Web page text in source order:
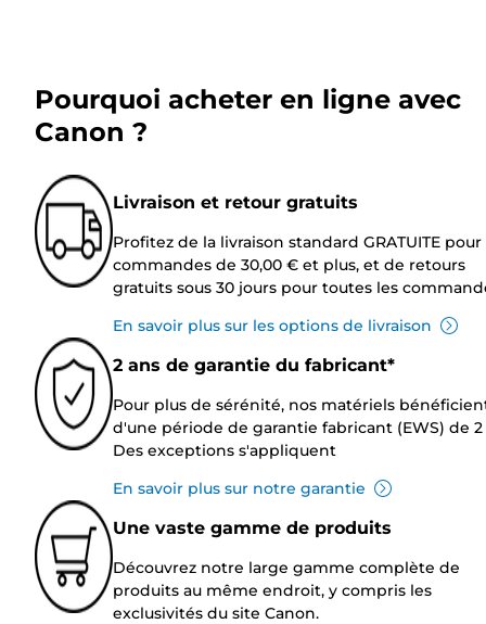
Pourquoi acheter en ligne avec
Canon ?
Livraison et retour gratuits
Profitez de la livraison standard GRATUITE pour
commandes de 30,00 € et plus, et de retours
gratuits sous 30 jours pour toutes les
En savoir plus sur les options de livraison
2 ans de garantie du fabricant*
Pour plus de sérénité, nos matériels
d'une période de garantie fabricant (EWS) de 2
Des exceptions s'appliquent
En savoir plus sur notre garantie
Une vaste gamme de produits
Découvrez notre large gamme complète de
produits au même endroit, y compris les
exclusivités du site Canon.